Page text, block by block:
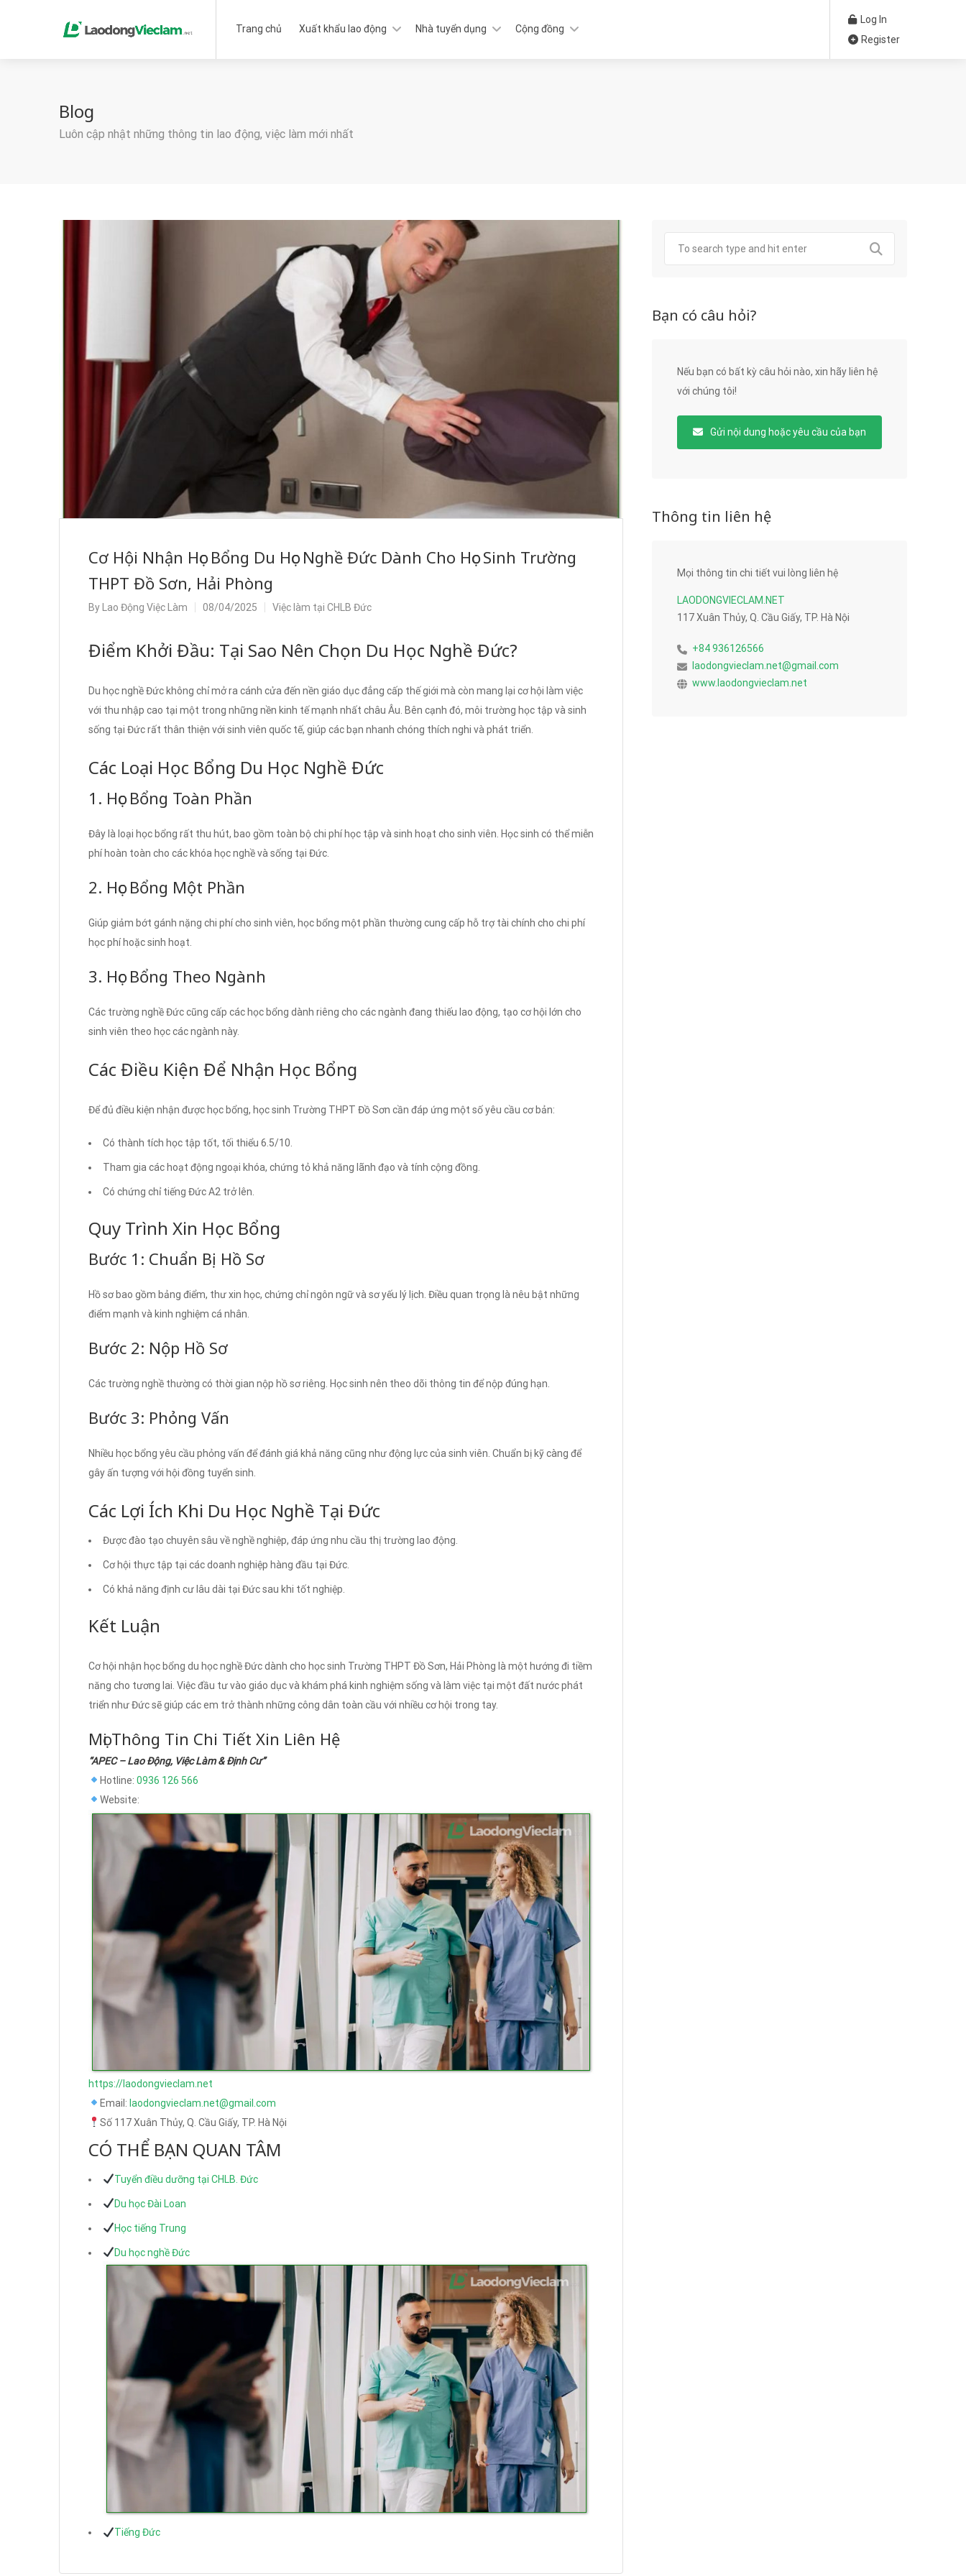
Trang chủ Xuất khẩu lao động Nhà tuyển dụng Cộng đồng
Log In
Register
Blog
Luôn cập nhật những thông tin lao động, việc làm mới nhất
Cơ Hội Nhận Học Bổng Du Học Nghề Đức Dành Cho Học Sinh Trường
THPT Đồ Sơn, Hải Phòng
By Lao Động Việc Làm 08/04/2025 Việc làm tại CHLB Đức
Điểm Khởi Đầu: Tại Sao Nên Chọn Du Học Nghề Đức?
Du học nghề Đức không chỉ mở ra cánh cửa đến nền giáo dục đẳng cấp thế giới mà còn mang lại cơ hội làm việc
với thu nhập cao tại một trong những nền kinh tế mạnh nhất châu Âu. Bên cạnh đó, môi trường học tập và sinh
sống tại Đức rất thân thiện với sinh viên quốc tế, giúp các bạn nhanh chóng thích nghi và phát triển.
Các Loại Học Bổng Du Học Nghề Đức
1. Học Bổng Toàn Phần
Đây là loại học bổng rất thu hút, bao gồm toàn bộ chi phí học tập và sinh hoạt cho sinh viên. Học sinh có thể miễn
phí hoàn toàn cho các khóa học nghề và sống tại Đức.
2. Học Bổng Một Phần
Giúp giảm bớt gánh nặng chi phí cho sinh viên, học bổng một phần thường cung cấp hỗ trợ tài chính cho chi phí
học phí hoặc sinh hoạt.
3. Học Bổng Theo Ngành
Các trường nghề Đức cũng cấp các học bổng dành riêng cho các ngành đang thiếu lao động, tạo cơ hội lớn cho
sinh viên theo học các ngành này.
Các Điều Kiện Để Nhận Học Bổng
Để đủ điều kiện nhận được học bổng, học sinh Trường THPT Đồ Sơn cần đáp ứng một số yêu cầu cơ bản:
Có thành tích học tập tốt, tối thiểu 6.5/10.
Tham gia các hoạt động ngoại khóa, chứng tỏ khả năng lãnh đạo và tính cộng đồng.
Có chứng chỉ tiếng Đức A2 trở lên.
Quy Trình Xin Học Bổng
Bước 1: Chuẩn Bị Hồ Sơ
Hồ sơ bao gồm bảng điểm, thư xin học, chứng chỉ ngôn ngữ và sơ yếu lý lịch. Điều quan trọng là nêu bật những
điểm mạnh và kinh nghiệm cá nhân.
Bước 2: Nộp Hồ Sơ
Các trường nghề thường có thời gian nộp hồ sơ riêng. Học sinh nên theo dõi thông tin để nộp đúng hạn.
Bước 3: Phỏng Vấn
Nhiều học bổng yêu cầu phỏng vấn để đánh giá khả năng cũng như động lực của sinh viên. Chuẩn bị kỹ càng để
gây ấn tượng với hội đồng tuyển sinh.
Các Lợi Ích Khi Du Học Nghề Tại Đức
Được đào tạo chuyên sâu về nghề nghiệp, đáp ứng nhu cầu thị trường lao động.
Cơ hội thực tập tại các doanh nghiệp hàng đầu tại Đức.
Có khả năng định cư lâu dài tại Đức sau khi tốt nghiệp.
Kết Luận
Cơ hội nhận học bổng du học nghề Đức dành cho học sinh Trường THPT Đồ Sơn, Hải Phòng là một hướng đi tiềm
năng cho tương lai. Việc đầu tư vào giáo dục và khám phá kinh nghiệm sống và làm việc tại một đất nước phát
triển như Đức sẽ giúp các em trở thành những công dân toàn cầu với nhiều cơ hội trong tay.
Mọi Thông Tin Chi Tiết Xin Liên Hệ
“APEC – Lao Động, Việc Làm & Định Cư”
Hotline: 0936 126 566
Website:
https://laodongvieclam.net
Email: laodongvieclam.net@gmail.com
Số 117 Xuân Thủy, Q. Cầu Giấy, TP. Hà Nội
CÓ THỂ BẠN QUAN TÂM
Tuyển điều dưỡng tại CHLB. Đức
Du học Đài Loan
Học tiếng Trung
Du học nghề Đức
Tiếng Đức
Bạn có câu hỏi?
Nếu bạn có bất kỳ câu hỏi nào, xin hãy liên hệ
với chúng tôi!
Gửi nội dung hoặc yêu cầu của bạn
Thông tin liên hệ
Mọi thông tin chi tiết vui lòng liên hệ
LAODONGVIECLAM.NET
117 Xuân Thủy, Q. Cầu Giấy, TP. Hà Nội
+84 936126566
laodongvieclam.net@gmail.com
www.laodongvieclam.net